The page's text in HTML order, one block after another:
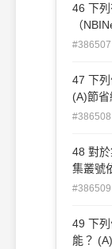
46 下列
（
①採用
料庫記
合目錄的功能
#386507
47 下
(A)節省
編目時
#386508
48 對於
集叢號
要之文字得予省略
分為若
集叢項
#386509
49 下
能？ (A)作為辨識、儲存、傳輸編目資訊的